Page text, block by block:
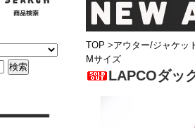
TOP >アウター/ジャケッ
Mサイズ
LAPCOダッ